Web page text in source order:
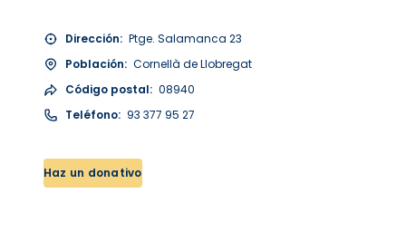
Dirección: Ptge. Salamanca 23
Población: Cornellà de Llobregat
Código postal: 08940
Teléfono: 93 377 95 27
Haz un donativo